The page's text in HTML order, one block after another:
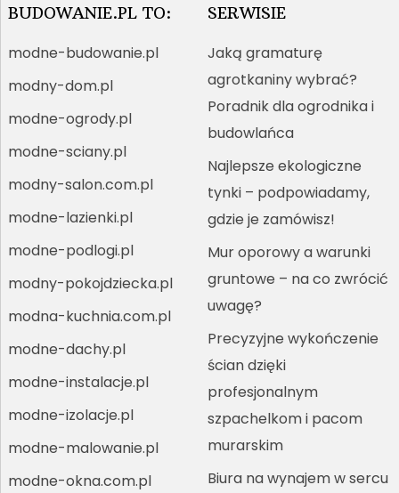
BUDOWANIE.PL TO:
modne-budowanie.pl
modny-dom.pl
modne-ogrody.pl
modne-sciany.pl
modny-salon.com.pl
modne-lazienki.pl
modne-podlogi.pl
modny-pokojdziecka.pl
modna-kuchnia.com.pl
modne-dachy.pl
modne-instalacje.pl
modne-izolacje.pl
modne-malowanie.pl
modne-okna.com.pl
SERWISIE
Jaką gramaturę
agrotkaniny wybrać?
Poradnik dla ogrodnika i
budowlańca
Najlepsze ekologiczne
tynki – podpowiadamy,
gdzie je zamówisz!
Mur oporowy a warunki
gruntowe – na co zwrócić
uwagę?
Precyzyjne wykończenie
ścian dzięki
profesjonalnym
szpachelkom i pacom
murarskim
Biura na wynajem w sercu